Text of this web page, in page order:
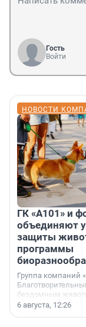
Гость
Войти
НОВОСТИ
ГК «А101» и
объединяют
защиты
программы
Группа компаний
бездомным
заключили
6 августа, 12:26